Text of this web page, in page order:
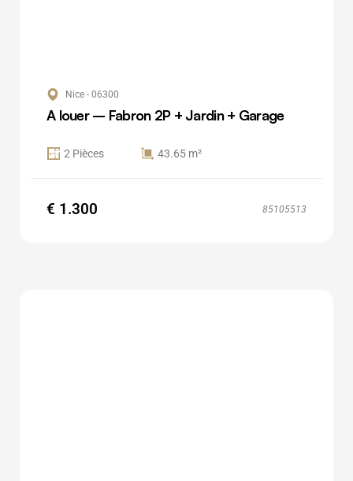
Nice - 06300
A louer – Fabron 2P + Jardin + Garage
2 Pièces 43.65 m²
€ 1.300 85105513